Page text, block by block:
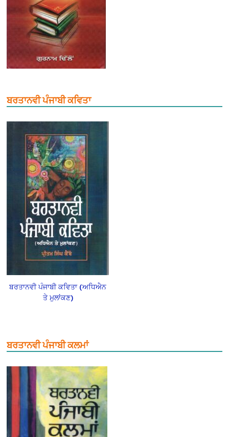
ਬਰਤਾਨਵੀ ਪੰਜਾਬੀ ਕਵਿਤਾ
ਬਰਤਾਨਵੀ ਪੰਜਾਬੀ ਕਵਿਤਾ (ਅਧਿਐਨ
ਤੇ ਮੁਲਾਂਕਣ)
ਬਰਤਾਨਵੀ ਪੰਜਾਬੀ ਕਲਮਾਂ